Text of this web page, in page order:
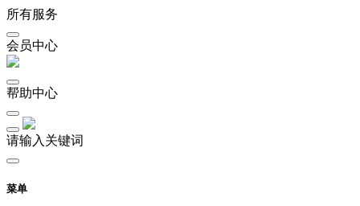
所有服务
会员中心
帮助中心
请输入关键词
菜单